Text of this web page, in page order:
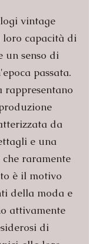
vintage
loro capacità di
un senso di
passata.
rappresentano
da
e una
raramente
è il motivo
della moda e
attivamente
di